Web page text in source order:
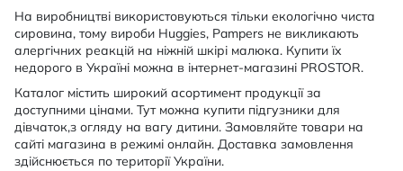
На виробництві використовуються тільки екологічно чиста
сировина, тому вироби Huggies, Pampers не викликають
алергічних реакцій на ніжній шкірі малюка. Купити їх
недорого в Україні можна в інтернет-магазині PROSTOR.
Каталог містить широкий асортимент продукції за
доступними цінами. Тут можна купити підгузники для
дівчаток,з огляду на вагу дитини. Замовляйте товари на
сайті магазина в режимі онлайн. Доставка замовлення
здійснюється по території України.